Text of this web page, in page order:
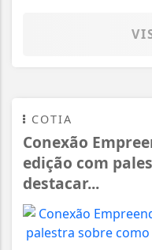
COTIA
Conexão
edição com
destacar...